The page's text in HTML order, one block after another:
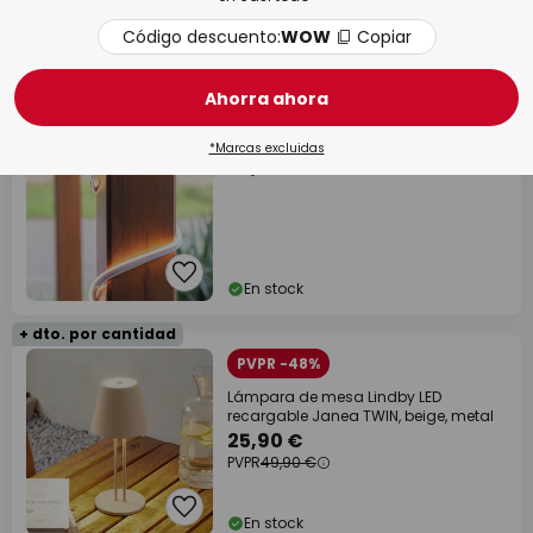
En stock
Paulmann SimpLED Tira, IP65 3.000 K,
5m
En stock
+ dto. por cantidad
PVPR -48%
Lámpara de mesa Lindby LED
recargable Janea TWIN, beige, metal
25,90 €
PVPR49,90 €
En stock
Código descuento:WOW Copiar
Ahorra ahora
*Marcas excluidas